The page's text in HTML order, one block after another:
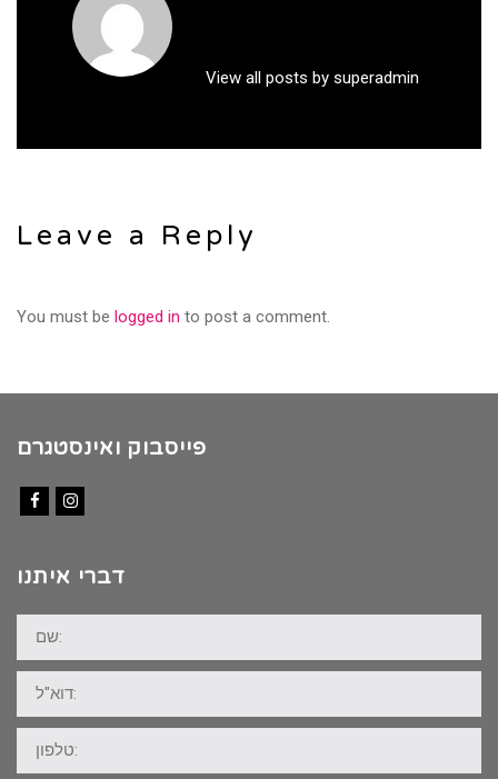
View all posts by superadmin
Leave a Reply
You must be logged in to post a comment.
פייסבוק ואינסטגרם
דברי איתנו
שם:
דוא"ל:
טלפון: